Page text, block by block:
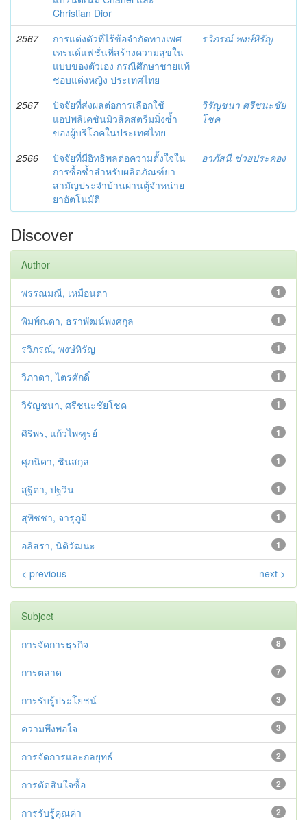
Christian Dior
2567
การแต่งตัวที่ไร้ข้อจำกัดทางเพศ
เทรนด์แฟชั่นที่สร้างความสุขใน
แบบของตัวเอง กรณีศึกษาชายแท้
ชอบแต่งหญิง ประเทศไทย
รวิภรณ์ พงษ์หิรัญ
2567
ปัจจัยที่ส่งผลต่อการเลือกใช้
แอปพลิเคชันมิวสิคสตรีมมิ่งซ้ำ
ของผู้บริโภคในประเทศไทย
วิรัญชนา ศรีชนะชัย
โชค
2566
ปัจจัยที่มีอิทธิพลต่อความตั้งใจใน
การซื้อซ้ำสำหรับผลิตภัณฑ์ยา
สามัญประจำบ้านผ่านตู้จำหน่าย
ยาอัตโนมัติ
อาภัสนี ช่วยประคอง
Discover
Author
1
พรรณมณี, เหมือนตา
1
พิมพ์ณดา, ธราพัฒน์พงศกุล
1
รวิภรณ์, พงษ์หิรัญ
1
วิภาดา, ไตรศักดิ์
1
วิรัญชนา, ศรีชนะชัยโชค
1
ศิริพร, แก้วไพฑูรย์
1
ศุภนิดา, ชินสกุล
1
สุฐิตา, ปฐวิน
1
สุพิชชา, จารุภูมิ
1
อลิสรา, นิติวัฒนะ
< previous next >
Subject
8
การจัดการธุรกิจ
7
การตลาด
3
การรับรู้ประโยชน์
3
ความพึงพอใจ
2
การจัดการและกลยุทธ์
2
การตัดสินใจซื้อ
2
การรับรู้คุณค่า